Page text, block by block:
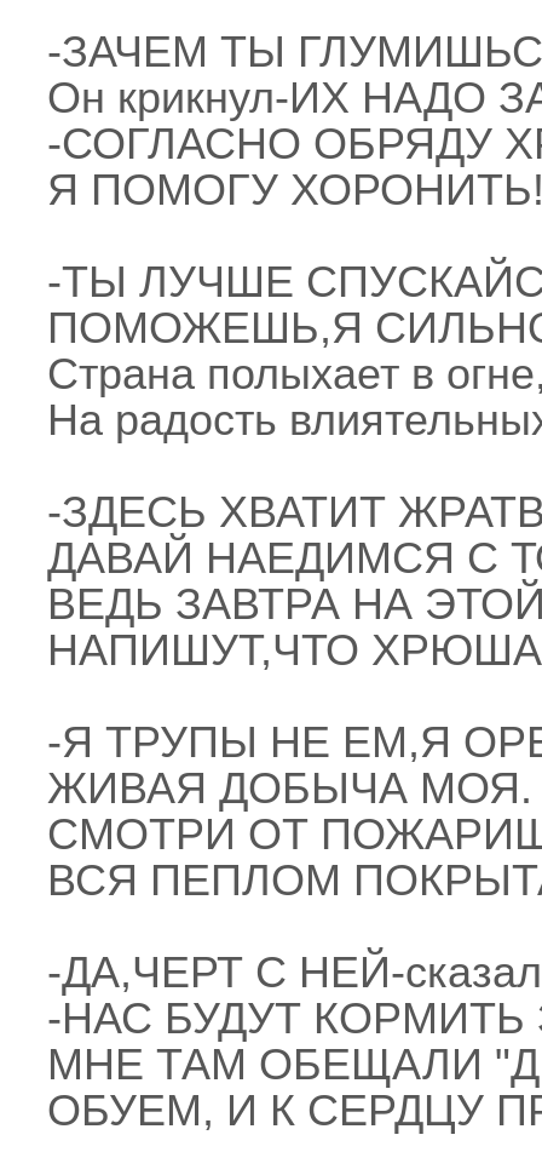
-ЗАЧЕМ ТЫ
Он крикнул-ИХ НАДО
-СОГЛАСНО ОБРЯДУ
Я ПОМОГУ
-ТЫ ЛУЧШЕ
ПОМОЖЕШЬ,Я
Страна полыхает в
На радость
-ЗДЕСЬ ХВАТИТ
ДАВАЙ НАЕДИМСЯ С
ВЕДЬ ЗАВТРА НА
НАПИШУТ,ЧТО
-Я ТРУПЫ НЕ ЕМ,Я
ЖИВАЯ ДОБЫЧА МОЯ.
СМОТРИ ОТ
ВСЯ ПЕПЛОМ
-ДА,ЧЕРТ С НЕЙ-
-НАС БУДУТ КОРМИТЬ
МНЕ ТАМ ОБЕЩАЛИ
ОБУЕМ, И К СЕРДЦУ